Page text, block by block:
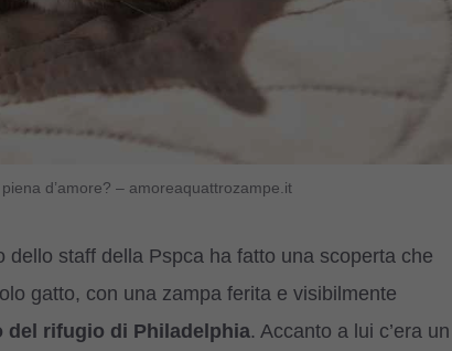
d’amore? – amoreaquattrozampe.it
dello staff della Pspca ha fatto una scoperta che
gatto, con una zampa ferita e visibilmente
del rifugio di Philadelphia. Accanto a lui c’era un